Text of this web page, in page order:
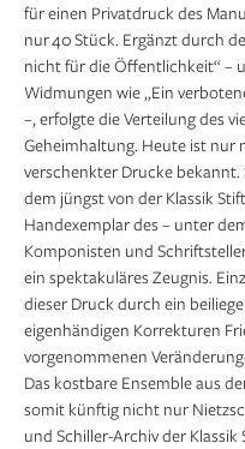
für einen ­Privat­druck des
nur 40 Stück. Ergänzt durch
nicht für die Öffentlichkeit“ –
Widmungen wie „Ein
–, erfolgte die Verteilung des
Geheimhaltung. Heute ist nur
verschenkter Drucke bekannt.
dem jüngst von der Klassik
Handexemplar des – unter
Komponisten und
ein spektaku­läres Zeugnis.
dieser Druck durch ein
eigenhändigen Korrekturen
vorgenommenen
Das kostbare Ensemble aus
somit künftig nicht nur
und Schiller-Archiv der